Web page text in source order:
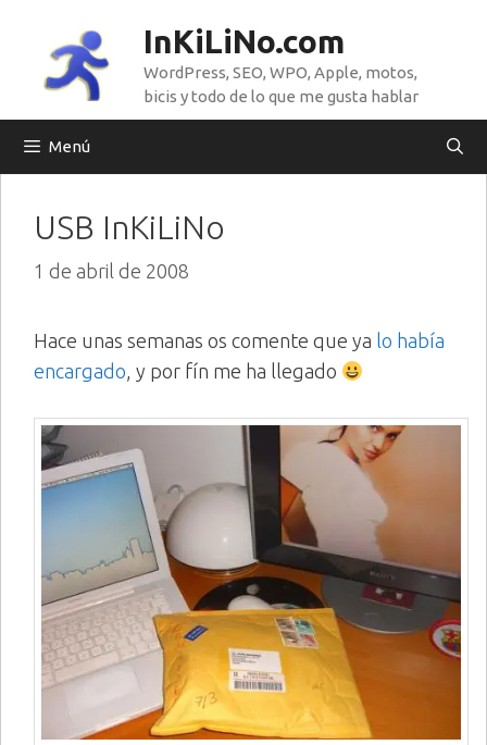
contenido
InKiLiNo.com
WordPress, SEO, WPO, Apple, motos,
bicis y todo de lo que me gusta hablar
Menú
USB InKiLiNo
1 de abril de 2008
Hace unas semanas os comente que ya lo había
encargado, y por fín me ha llegado